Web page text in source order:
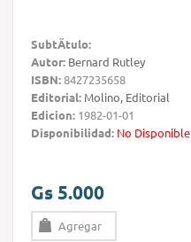
SubtÃ­tulo:
Autor: Bernard Rutley
ISBN:8427235658
Editorial: Molino, Editorial
Edicion: 1982-01-01
Disponibilidad: No Disponible
Gs 5.000
Agregar